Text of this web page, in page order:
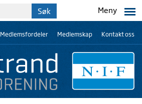
Meny
Medlemsfordeler Medlemskap Kontakt oss